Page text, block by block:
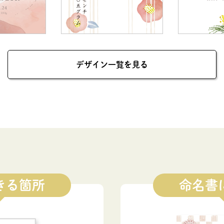
デザイン一覧を見る
る箇所 命名書